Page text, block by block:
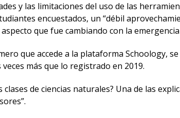
y las limitaciones del uso de las
encuestados, un “débil
que fue cambiando con la
que accede a la plataforma Schoology,
más que lo registrado en 2019.
de ciencias naturales? Una de las